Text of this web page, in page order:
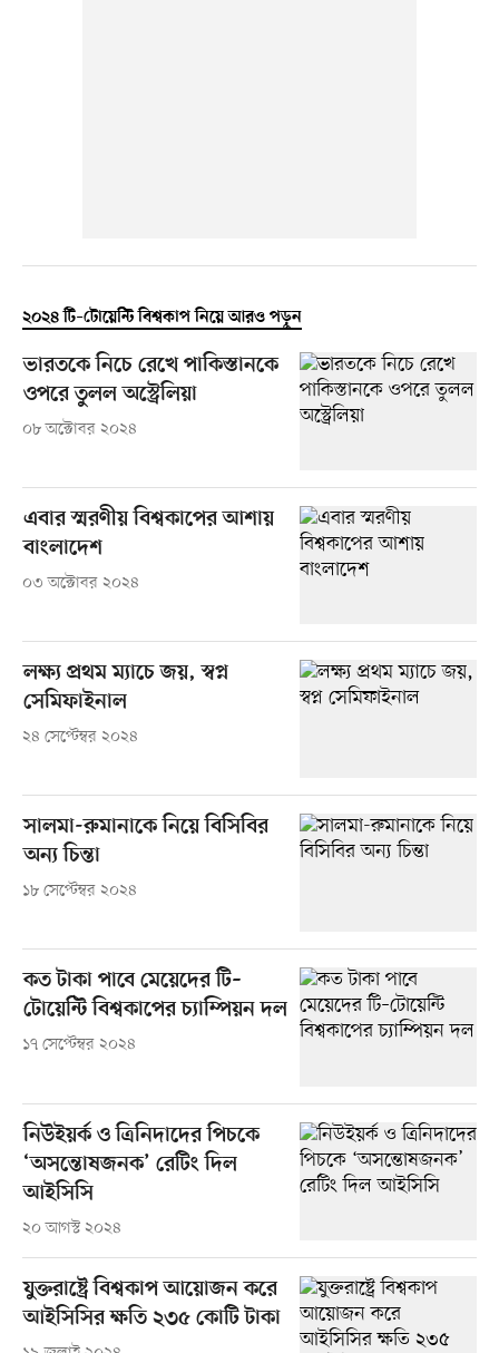
২০২৪ টি–টোয়েন্টি বিশ্বকাপ নিয়ে আরও পড়ুন
ভারতকে নিচে রেখে পাকিস্তানকে
ওপরে তুলল অস্ট্রেলিয়া
০৮ অক্টোবর ২০২৪
এবার স্মরণীয় বিশ্বকাপের আশায়
বাংলাদেশ
০৩ অক্টোবর ২০২৪
লক্ষ্য প্রথম ম্যাচে জয়, স্বপ্ন
সেমিফাইনাল
২৪ সেপ্টেম্বর ২০২৪
সালমা-রুমানাকে নিয়ে বিসিবির
অন্য চিন্তা
১৮ সেপ্টেম্বর ২০২৪
কত টাকা পাবে মেয়েদের টি–
টোয়েন্টি বিশ্বকাপের চ্যাম্পিয়ন দল
১৭ সেপ্টেম্বর ২০২৪
নিউইয়র্ক ও ত্রিনিদাদের পিচকে
‘অসন্তোষজনক’ রেটিং দিল
আইসিসি
২০ আগস্ট ২০২৪
যুক্তরাষ্ট্রে বিশ্বকাপ আয়োজন করে
আইসিসির ক্ষতি ২৩৫ কোটি টাকা